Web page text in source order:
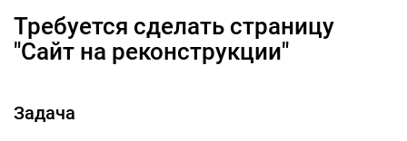
Требуется сделать страницу
"Сайт на реконструкции"
Задача